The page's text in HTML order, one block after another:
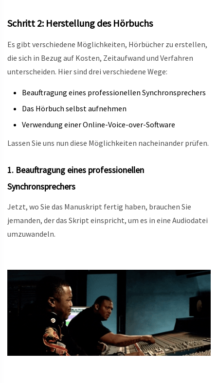
Schritt 2: Herstellung des Hörbuchs
Es gibt verschiedene Möglichkeiten, Hörbücher zu erstellen,
die sich in Bezug auf Kosten, Zeitaufwand und Verfahren
unterscheiden. Hier sind drei verschiedene Wege:
Beauftragung eines professionellen Synchronsprechers
Das Hörbuch selbst aufnehmen
Verwendung einer Online-Voice-over-Software
Lassen Sie uns nun diese Möglichkeiten nacheinander prüfen.
1. Beauftragung eines professionellen
Synchronsprechers
Jetzt, wo Sie das Manuskript fertig haben, brauchen Sie
jemanden, der das Skript einspricht, um es in eine Audiodatei
umzuwandeln.